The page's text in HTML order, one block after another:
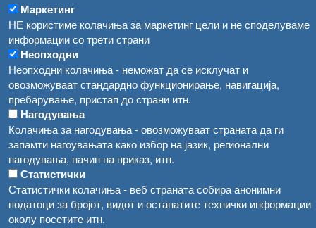
Маркетинг
НЕ користиме колачиња за маркетинг цели и не споделуваме
информации со трети страни
Неопходни
Неопходни колачиња - неможат да се исклучат и
овозможуваат стандардно функционирање, навигација,
пребарување, пристап до страни итн.
Нагодувања
Колачиња за нагодувања - овозможуваат страната да ги
запамти нагоувањата како избор на јазик, регионални
нагодувања, начин на приказ, итн.
Статистички
Статистички колачиња - веб страната собира анонимни
податоци за бројот, видот и останатите технички информации
околу посетите итн.
Во Гостивар спроведени 70 вонредни контроли
Забраната за водата во Гостивар останува на сила, операторите да користат само технички безбедна вода
Огласи